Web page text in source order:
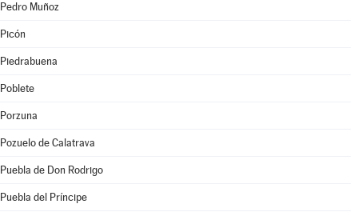
Pedro Muñoz
Picón
Piedrabuena
Poblete
Porzuna
Pozuelo de Calatrava
Puebla de Don Rodrigo
Puebla del Príncipe